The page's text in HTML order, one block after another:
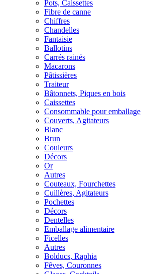
Pots, Caissettes
Fibre de canne
Chiffres
Chandelles
Fantaisie
Ballotins
Carrés rainés
Macarons
Pâtissières
Traiteur
Bâtonnets, Piques en bois
Caissettes
Consommable pour emballage
Couverts, Agitateurs
Blanc
Brun
Couleurs
Décors
Or
Autres
Couteaux, Fourchettes
Cuillères, Agitateurs
Pochettes
Décors
Dentelles
Emballage alimentaire
Ficelles
Autres
Bolducs, Raphia
Fêves, Couronnes